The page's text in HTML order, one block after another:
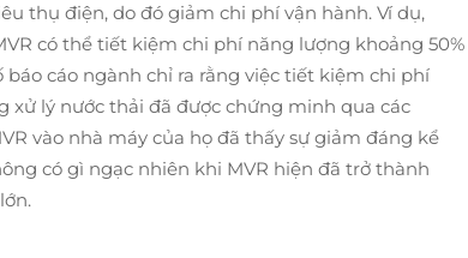
thụ điện, do đó giảm chi phí vận hành. Ví dụ,
có thể tiết kiệm chi phí năng lượng khoảng 50%
cáo ngành chỉ ra rằng việc tiết kiệm chi phí
xử lý nước thải đã được chứng minh qua các
vào nhà máy của họ đã thấy sự giảm đáng kể
có gì ngạc nhiên khi MVR hiện đã trở thành